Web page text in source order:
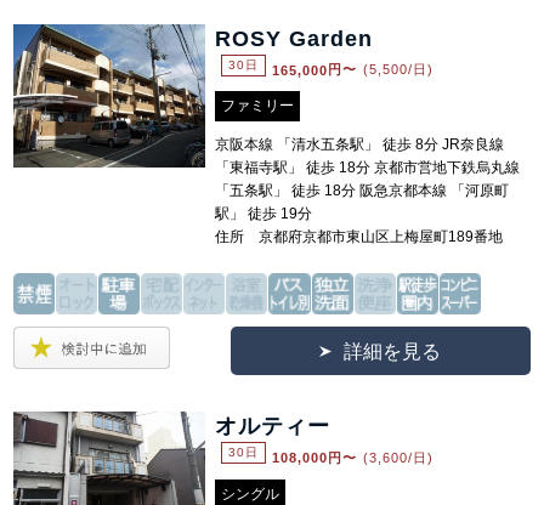
ROSY Garden
30日 165,000 円〜 (5,500/日)
ファミリー
京阪本線 「清水五条駅」 徒歩 8分 JR奈良線
「東福寺駅」 徒歩 18分 京都市営地下鉄烏丸線
「五条駅」 徒歩 18分 阪急京都本線 「河原町
駅」 徒歩 19分
住所 京都府京都市東山区上梅屋町189番地
詳細を見る
オルティー
30日 108,000 円〜 (3,600/日)
シングル